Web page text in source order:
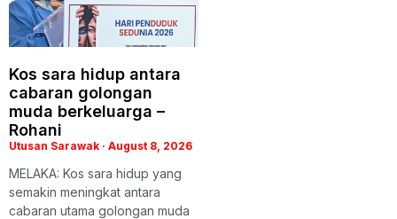
Kos sara hidup antara
cabaran golongan
muda berkeluarga –
Rohani
Utusan Sarawak August 8, 2026
MELAKA: Kos sara hidup yang
semakin meningkat antara
cabaran utama golongan muda